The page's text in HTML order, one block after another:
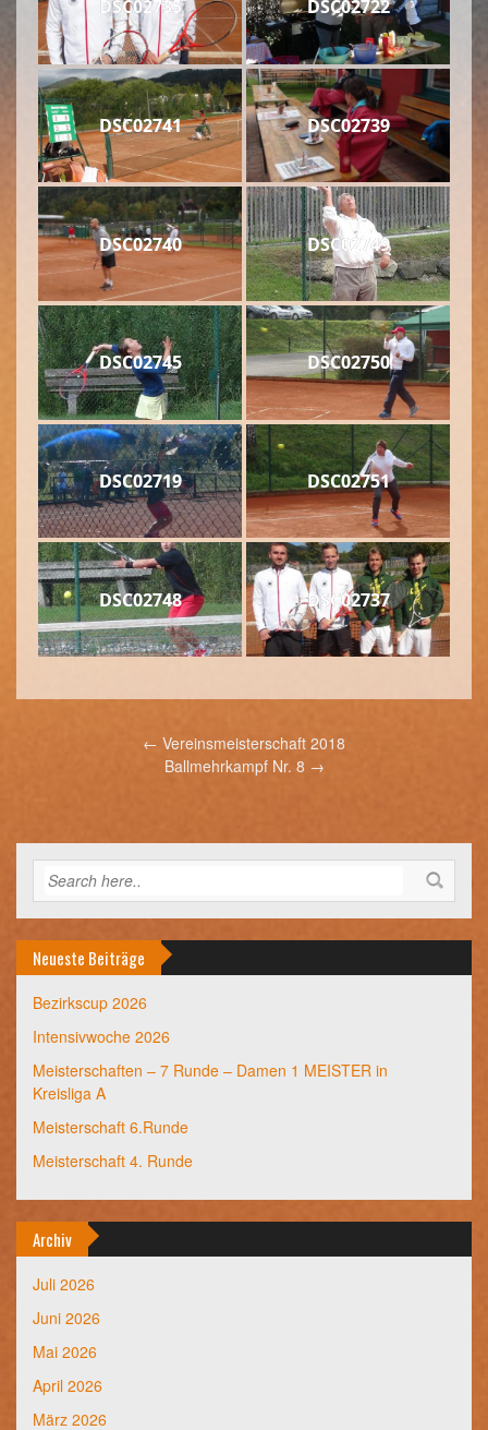
DSC02735 DSC02722
DSC02741 DSC02739
DSC02740 DSC02749
DSC02745 DSC02750
DSC02719 DSC02751
DSC02748 DSC02737
← Vereinsmeisterschaft 2018
Ballmehrkampf Nr. 8 →
Neueste Beiträge
Bezirkscup 2026
Intensivwoche 2026
Meisterschaften – 7 Runde – Damen 1 MEISTER in
Kreisliga A
Meisterschaft 6.Runde
Meisterschaft 4. Runde
Archiv
Juli 2026
Juni 2026
Mai 2026
April 2026
März 2026